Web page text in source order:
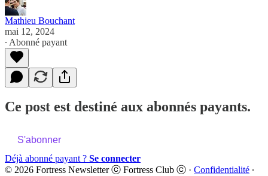
Mathieu Bouchant
mai 12, 2024
∙ Abonné payant
Ce post est destiné aux abonnés payants.
S'abonner
Déjà abonné payant ? Se connecter
© 2026 Fortress Newsletter ⓒ Fortress Club ⓒ · Confidentialité ∙